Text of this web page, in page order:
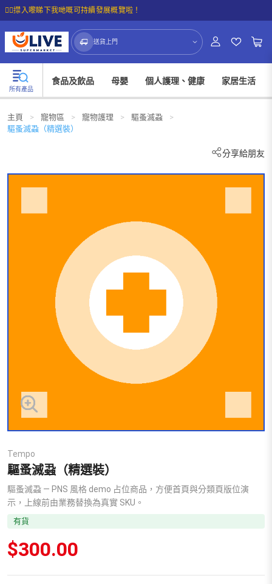
☝🏼㩒入嚟睇下我哋嘅可持續發展概覽啦！
送貨上門
所有產品
食品及飲品 母嬰 個人護理、健康 家居生活
主頁 > 寵物區 > 寵物護理 > 驅蚤滅蝨
>
驅蚤滅蝨（精選裝）
分享給朋友
Tempo
驅蚤滅蝨（精選裝）
驅蚤滅蝨 — PNS 風格 demo 占位商品，方便首頁與分類頁版位演
示，上線前由業務替換為真實 SKU。
有貨
$300.00